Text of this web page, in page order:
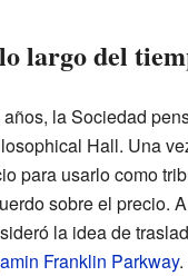
largo del
la Sociedad
Hall. Una
para usarlo como
sobre el precio.
la idea de
Franklin Parkway.